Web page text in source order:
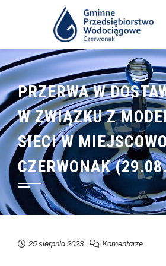
PRZERWA W
W ZWIĄZKU Z
SIECI W
CZERWONAK
25 sierpnia 2023 Komentarze